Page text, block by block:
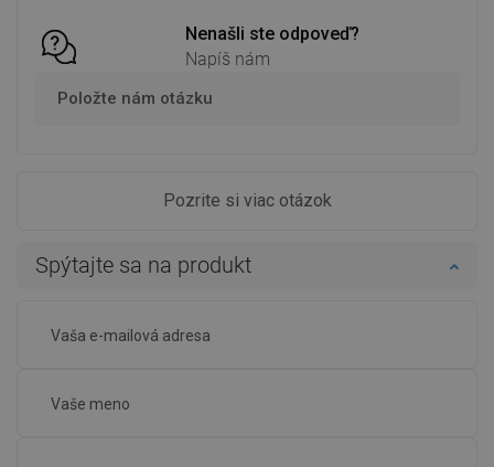
Nenašli ste odpoveď?
Napíš nám
Položte nám otázku
Pozrite si viac otázok
Spýtajte sa na produkt